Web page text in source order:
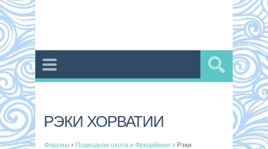
РЭКИ ХОРВАТИИ
Форумы › Подводная охота и Фридайвинг › Рэки